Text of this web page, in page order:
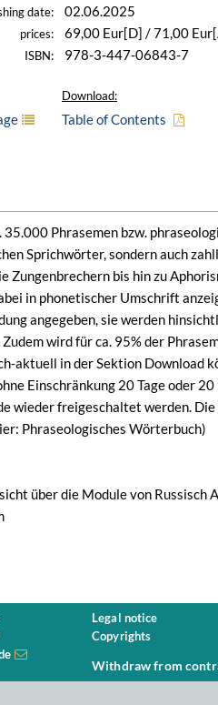
date: 02.06.2025
prices: 69,00 Eur[D] / 71,00
ISBN: 978-3-447-06843-7
Download:
Table of Contents
Phrasemen bzw.
Sprichwörter, sondern auch
Zungenbrechern bis hin zu
in phonetischer Umschrift
angegeben, sie werden
wird für ca. 95% der
aktuell in der Sektion Download
Einschränkung 20 Tage oder
wieder freigeschaltet werden.
Phraseologisches Wörterbuch)
über die Module von Russisch
Legal notice
Copyrights
Withdraw from